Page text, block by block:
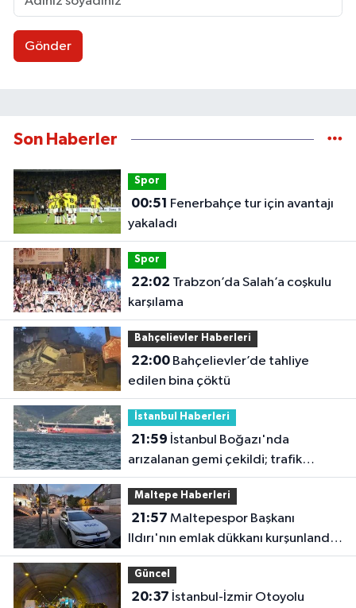
Gönder
Son Haberler
Spor
00:51
yakaladı
Spor
22:02
karşılama
Bahçelievler Haberleri
22:00Bahçelievler’de tahliye
edilen bina çöktü
İstanbul Haberleri
21:59
arızalanan gemi çekildi; trafik
yeniden açıldı
Maltepe Haberleri
21:57
Ildırı'nın emlak dükkanı kurşunlandı:
1 yaralı
Güncel
20:37